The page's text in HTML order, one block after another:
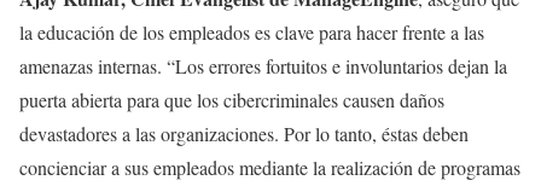
la educación de los empleados es clave para hacer frente a las
amenazas internas. “Los errores fortuitos e involuntarios dejan la
puerta abierta para que los cibercriminales causen daños
devastadores a las organizaciones. Por lo tanto, éstas deben
concienciar a sus empleados mediante la realización de programas